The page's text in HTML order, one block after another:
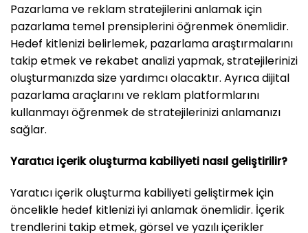
Pazarlama ve reklam stratejilerini anlamak için
pazarlama temel prensiplerini öğrenmek önemlidir.
Hedef kitlenizi belirlemek, pazarlama araştırmalarını
takip etmek ve rekabet analizi yapmak, stratejilerinizi
oluşturmanızda size yardımcı olacaktır. Ayrıca dijital
pazarlama araçlarını ve reklam platformlarını
kullanmayı öğrenmek de stratejilerinizi anlamanızı
sağlar.
Yaratıcı içerik oluşturma kabiliyeti nasıl geliştirilir?
Yaratıcı içerik oluşturma kabiliyeti geliştirmek için
öncelikle hedef kitlenizi iyi anlamak önemlidir. İçerik
trendlerini takip etmek, görsel ve yazılı içerikler